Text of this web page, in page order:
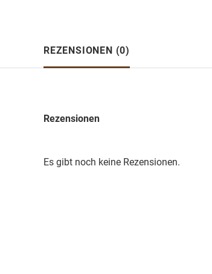
REZENSIONEN (0)
Rezensionen
Es gibt noch keine Rezensionen.